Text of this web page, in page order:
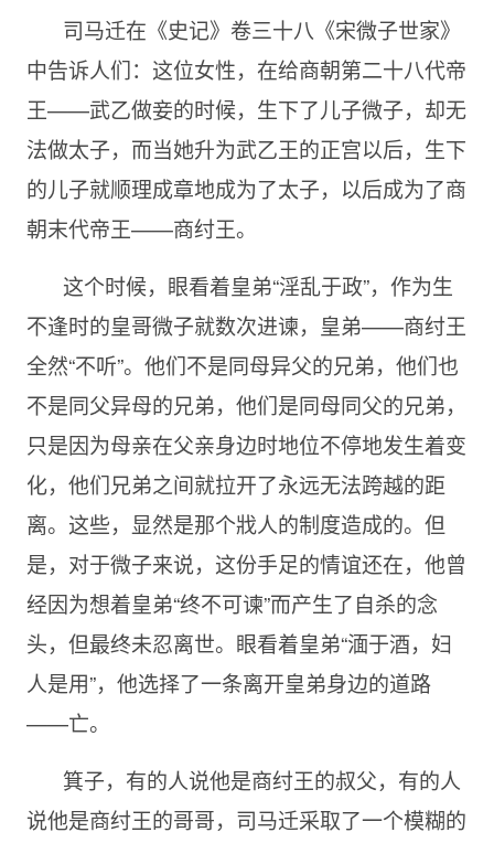
司马迁在《史记》卷三十八《宋微子世家》
中告诉人们：这位女性，在给商朝第二十八代帝
王——武乙做妾的时候，生下了儿子微子，却无
法做太子，而当她升为武乙王的正宫以后，生下
的儿子就顺理成章地成为了太子，以后成为了商
朝末代帝王——商纣王。
这个时候，眼看着皇弟“淫乱于政”，作为生
不逢时的皇哥微子就数次进谏，皇弟——商纣王
全然“不听”。他们不是同母异父的兄弟，他们也
不是同父异母的兄弟，他们是同母同父的兄弟，
只是因为母亲在父亲身边时地位不停地发生着变
化，他们兄弟之间就拉开了永远无法跨越的距
离。这些，显然是那个戕人的制度造成的。但
是，对于微子来说，这份手足的情谊还在，他曾
经因为想着皇弟“终不可谏”而产生了自杀的念
头，但最终未忍离世。眼看着皇弟“湎于酒，妇
人是用”，他选择了一条离开皇弟身边的道路
——亡。
箕子，有的人说他是商纣王的叔父，有的人
说他是商纣王的哥哥，司马迁采取了一个模糊的